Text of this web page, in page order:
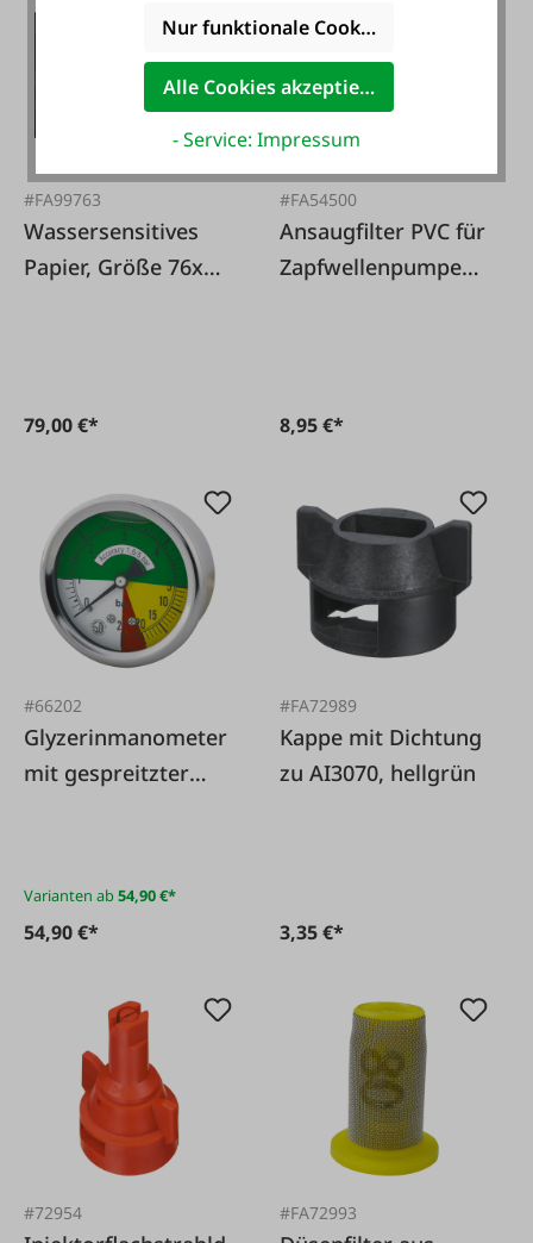
#FA99763
Wassersensitives
Papier, Größe 76x26
79,00 €*
#FA54500
Ansaugfilter PVC für
Zapfwellenpumpe
8,95 €*
#66202
Glyzerinmanometer
mit gespreitzter
Varianten ab54,90 €*
54,90 €*
#FA72989
Kappe mit Dichtung
zu AI3070, hellgrün
3,35 €*
#72954 #FA72993
Nur funktionale Cookies akzeptieren
Alle Cookies akzeptieren
- Service: Impressum